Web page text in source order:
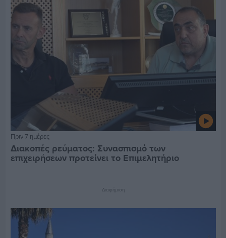
Πριν 7 ημέρες
Διακοπές ρεύματος: Συνασπισμό των
επιχειρήσεων προτείνει το Επιμελητήριο
Διαφήμιση